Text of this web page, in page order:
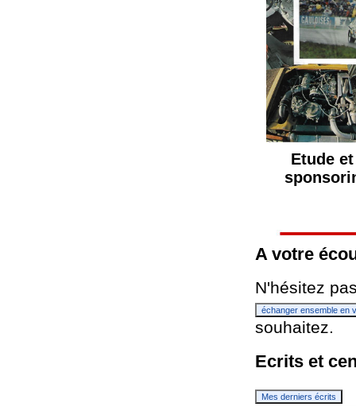
Etude
A votre
N'hésitez
échanger ensemble en
souhaitez.
Ecrits et
Mes derniers écrits